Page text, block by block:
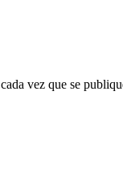
vez que se